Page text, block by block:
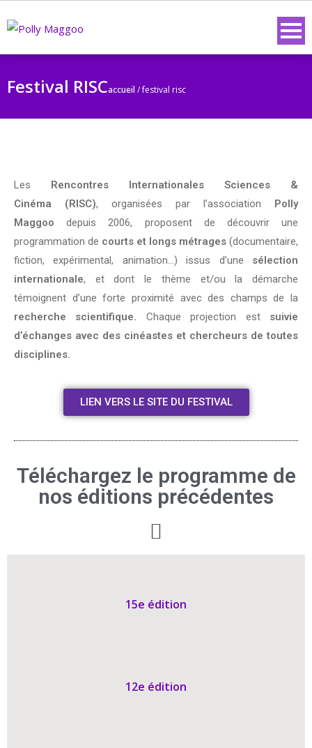
Festival RISCaccueil/festival risc
Les Rencontres Internationales Sciences &
Cinéma (RISC), organisées par l’association Polly
Maggoo depuis 2006, proposent de découvrir une
programmation de courts et longs métrages (documentaire,
fiction, expérimental, animation…) issus d’une sélection
internationale, et dont le thème et/ou la démarche
témoignent d’une forte proximité avec des champs de la
recherche scientifique. Chaque projection est suivie
d’échanges avec des cinéastes et chercheurs de toutes
disciplines.
LIEN VERS LE SITE DU FESTIVAL
Téléchargez le programme de
nos éditions précédentes
15e édition
12e édition